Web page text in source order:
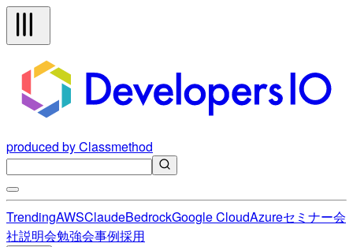
produced by Classmethod
TrendingAWSClaudeBedrockGoogle CloudAzureセミナー会
社説明会勉強会事例採用